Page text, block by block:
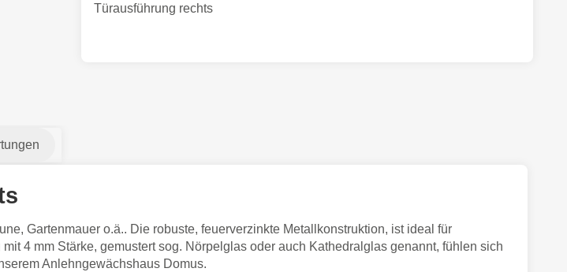
Türausführung rechts
Gartenmauer o.ä.. Die robuste, feuerverzinkte Metallkonstruktion, ist ideal für
4 mm Stärke, gemustert sog. Nörpelglas oder auch Kathedralglas genannt, fühlen sich
Anlehngewächshaus Domus.